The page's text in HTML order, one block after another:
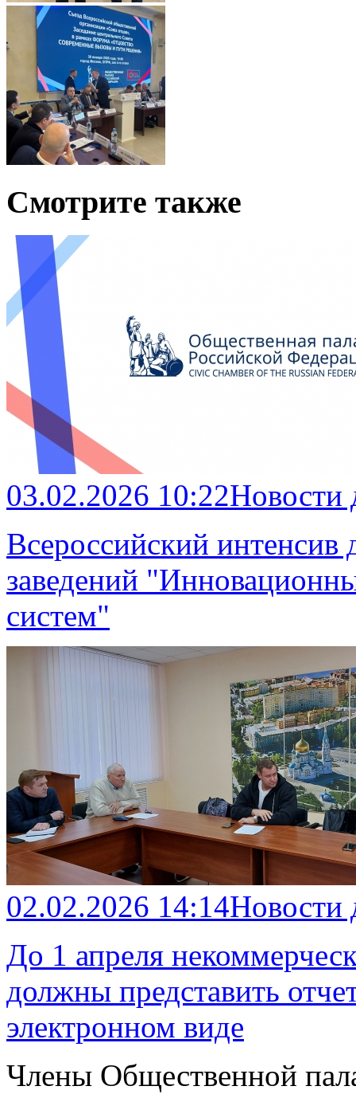
Смотрите также
03.02.2026 10:22
Всероссийский
заведений
систем"
02.02.2026 14:14
До 1 апреля
должны представить
электронном виде
Члены Общественной